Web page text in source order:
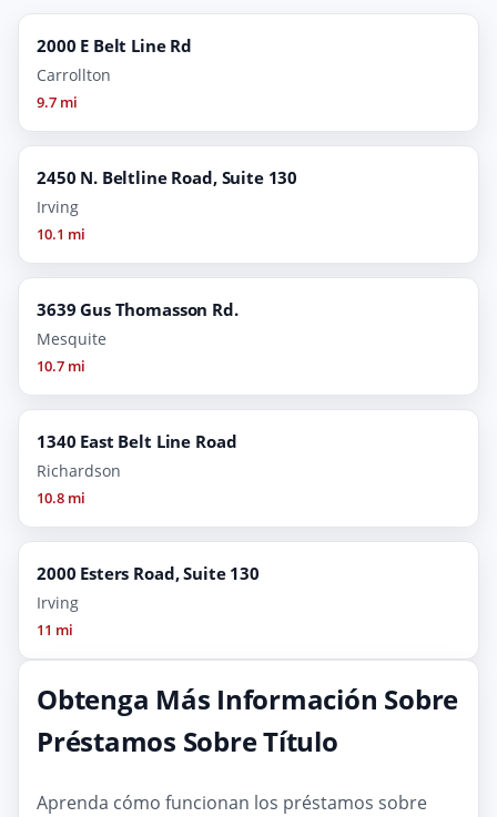
2000 E Belt Line Rd
Carrollton
9.7 mi
2450 N. Beltline Road, Suite 130
Irving
10.1 mi
3639 Gus Thomasson Rd.
Mesquite
10.7 mi
1340 East Belt Line Road
Richardson
10.8 mi
2000 Esters Road, Suite 130
Irving
11 mi
Obtenga Más Información Sobre
Préstamos Sobre Título
Aprenda cómo funcionan los préstamos sobre